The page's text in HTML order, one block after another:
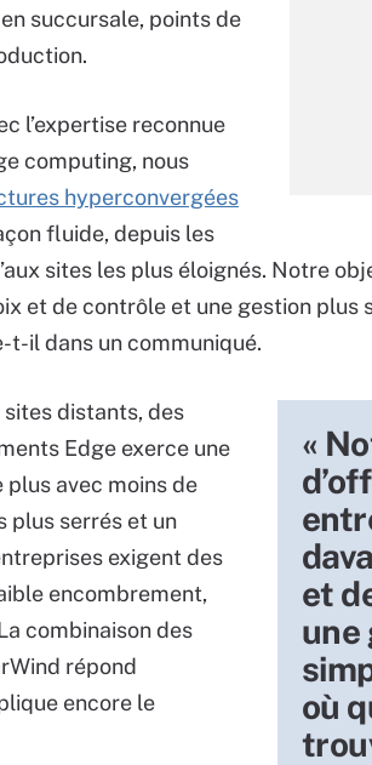
succursale, points de
l’expertise reconnue
computing, nous
hyperconvergées
fluide, depuis les
sites les plus éloignés. Notre
et de contrôle et une gestion plus
t-il dans un communiqué.
«
et
une
où
distants, des
Edge exerce une
avec moins de
plus serrés et un
exigent des
encombrement,
combinaison des
répond
encore le